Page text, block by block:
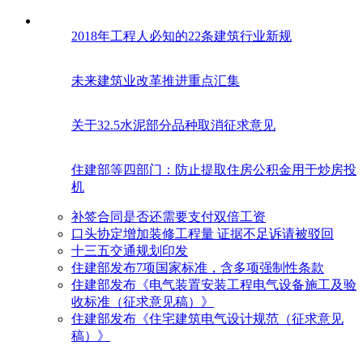
2018年工程人必知的22条建筑行业新规
未来建筑业改革推进重点汇集
关于32.5水泥部分品种取消征求意见
住建部等四部门：防止提取住房公积金用于炒房投
机
补签合同是否还需要支付双倍工资
口头协定增加装修工程量 证据不足诉请被驳回
十三五交通规划印发
住建部发布7项国家标准，含多项强制性条款
住建部发布《电气装置安装工程电气设备施工及验
收标准（征求意见稿）》
住建部发布《住宅建筑电气设计规范（征求意见
稿）》